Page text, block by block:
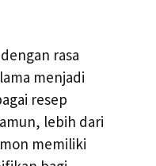
rasa
menjadi
resep
lebih dari
memiliki